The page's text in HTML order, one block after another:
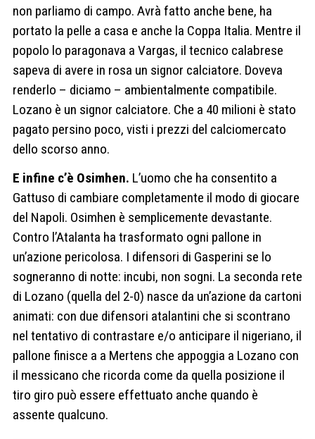
non parliamo di campo. Avrà fatto anche bene, ha
portato la pelle a casa e anche la Coppa Italia. Mentre il
popolo lo paragonava a Vargas, il tecnico calabrese
sapeva di avere in rosa un signor calciatore. Doveva
renderlo – diciamo – ambientalmente compatibile.
Lozano è un signor calciatore. Che a 40 milioni è stato
pagato persino poco, visti i prezzi del calciomercato
dello scorso anno.
E infine c’è Osimhen. L’uomo che ha consentito a
Gattuso di cambiare completamente il modo di giocare
del Napoli. Osimhen è semplicemente devastante.
Contro l’Atalanta ha trasformato ogni pallone in
un’azione pericolosa. I difensori di Gasperini se lo
sogneranno di notte: incubi, non sogni. La seconda rete
di Lozano (quella del 2-0) nasce da un’azione da cartoni
animati: con due difensori atalantini che si scontrano
nel tentativo di contrastare e/o anticipare il nigeriano, il
pallone finisce a a Mertens che appoggia a Lozano con
il messicano che ricorda come da quella posizione il
tiro giro può essere effettuato anche quando è
assente qualcuno.